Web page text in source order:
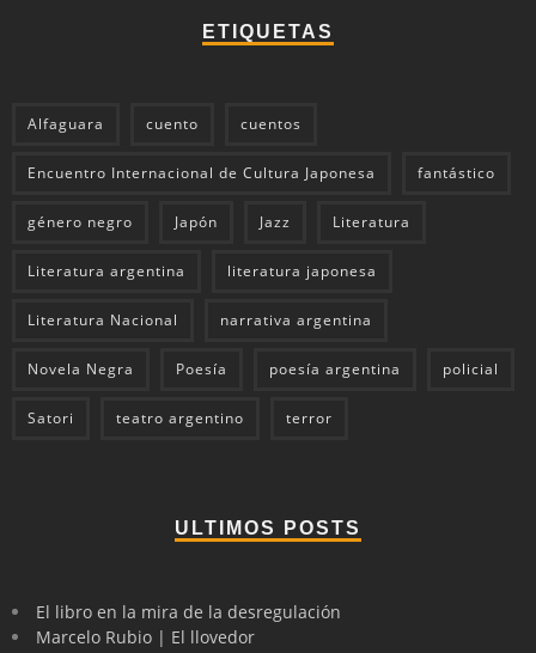
ETIQUETAS
Alfaguara cuento cuentos
Encuentro Internacional de Cultura Japonesa fantástico
género negro Japón Jazz Literatura
Literatura argentina literatura japonesa
Literatura Nacional narrativa argentina
Novela Negra Poesía poesía argentina policial
Satori teatro argentino terror
ULTIMOS POSTS
El libro en la mira de la desregulación
Marcelo Rubio | El llovedor